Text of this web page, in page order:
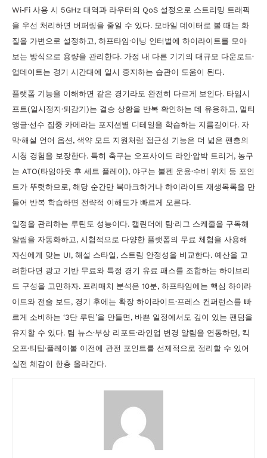
Wi‑Fi 사용 시 5GHz 대역과 라우터의 QoS 설정으로 스트리밍 트래픽
을 우선 처리하면 버퍼링을 줄일 수 있다. 모바일 데이터로 볼 때는 화
질을 가변으로 설정하고, 하프타임·이닝 인터벌에 하이라이트를 모아
보는 방식으로 용량을 관리한다. 가정 내 다른 기기의 대규모 다운로드·
업데이트는 경기 시간대에 일시 중지하는 습관이 도움이 된다.
플랫폼 기능을 이해하면 같은 경기라도 완전히 다르게 보인다. 타임시
프트(일시정지·되감기)는 결승 상황을 반복 확인하는 데 유용하고, 멀티
앵글·선수 집중 카메라는 포지션별 디테일을 학습하는 지름길이다. 자
막·해설 언어 옵션, 색약 모드 지원처럼 접근성 기능은 더 넓은 팬층의
시청 경험을 보장한다. 특히 축구는 오프사이드 라인·압박 트리거, 농구
는 ATO(타임아웃 후 세트 플레이), 야구는 불펜 운용·수비 위치 등 포인
트가 뚜렷하므로, 해당 순간만 북마크하거나 하이라이트 재생목록을 만
들어 반복 학습하면 전략적 이해도가 빠르게 오른다.
일정을 관리하는 루틴도 성능이다. 캘린더에 팀·리그 스케줄을 구독해
알림을 자동화하고, 시험적으로 다양한 플랫폼의 무료 체험을 사용해
자신에게 맞는 UI, 해설 스타일, 스트림 안정성을 비교한다. 예산을 고
려한다면 광고 기반 무료와 특정 경기 유료 패스를 조합하는 하이브리
드 구성을 고민하자. 프리매치 분석은 10분, 하프타임에는 핵심 하이라
이트와 전술 보드, 경기 후에는 확장 하이라이트·프레스 컨퍼런스를 빠
르게 소비하는 ‘3단 루틴’을 만들면, 바쁜 일정에서도 깊이 있는 팬덤을
유지할 수 있다. 팀 뉴스·부상 리포트·라인업 변경 알림을 연동하면, 킥
오프·티팁·플레이볼 이전에 관전 포인트를 선제적으로 정리할 수 있어
실전 체감이 한층 올라간다.